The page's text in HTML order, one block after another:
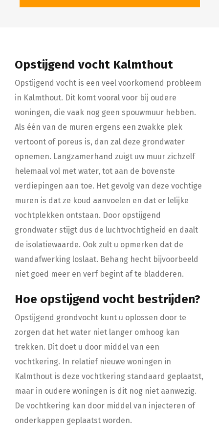
Opstijgend vocht Kalmthout
Opstijgend vocht is een veel voorkomend probleem
in Kalmthout. Dit komt vooral voor bij oudere
woningen, die vaak nog geen spouwmuur hebben.
Als één van de muren ergens een zwakke plek
vertoont of poreus is, dan zal deze grondwater
opnemen. Langzamerhand zuigt uw muur zichzelf
helemaal vol met water, tot aan de bovenste
verdiepingen aan toe. Het gevolg van deze vochtige
muren is dat ze koud aanvoelen en dat er lelijke
vochtplekken ontstaan. Door opstijgend
grondwater stijgt dus de luchtvochtigheid en daalt
de isolatiewaarde. Ook zult u opmerken dat de
wandafwerking loslaat. Behang hecht bijvoorbeeld
niet goed meer en verf begint af te bladderen.
Hoe opstijgend vocht bestrijden?
Opstijgend grondvocht kunt u oplossen door te
zorgen dat het water niet langer omhoog kan
trekken. Dit doet u door middel van een
vochtkering. In relatief nieuwe woningen in
Kalmthout is deze vochtkering standaard geplaatst,
maar in oudere woningen is dit nog niet aanwezig.
De vochtkering kan door middel van injecteren of
onderkappen geplaatst worden.